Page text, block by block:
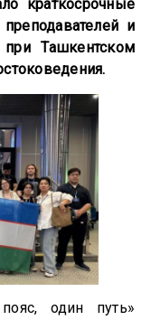
краткосрочные
и
при Ташкентском
один путь»